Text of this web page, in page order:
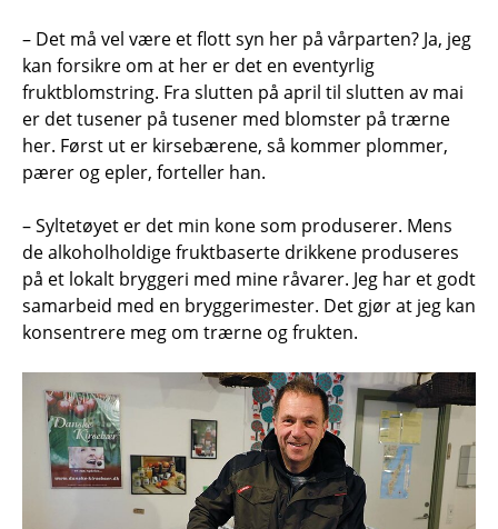
– Det må vel være et flott syn her på vårparten? Ja, jeg
kan forsikre om at her er det en eventyrlig
fruktblomstring. Fra slutten på april til slutten av mai
er det tusener på tusener med blomster på trærne
her. Først ut er kirsebærene, så kommer plommer,
pærer og epler, forteller han.
– Syltetøyet er det min kone som produserer. Mens
de alkoholholdige fruktbaserte drikkene produseres
på et lokalt bryggeri med mine råvarer. Jeg har et godt
samarbeid med en bryggerimester. Det gjør at jeg kan
konsentrere meg om trærne og frukten.